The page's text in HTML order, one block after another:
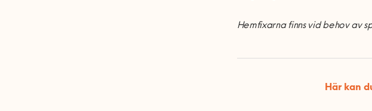
Hemfixarna finns vid behov av
Här kan